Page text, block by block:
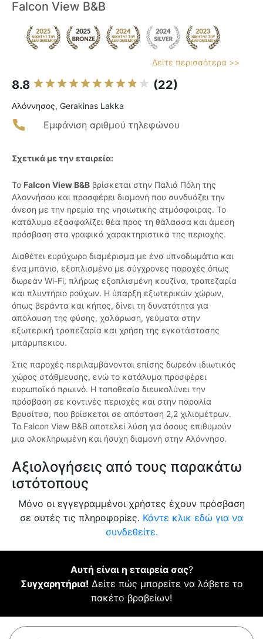
Falcon View B&B
Δείτε περισσότερα >>
8.8 (22)
Αλόννησος, Gerakinas Lakka
Εμφάνιση αριθμού τηλεφώνου
Σχετικά με την εταιρεία:
Το Falcon View B&B βρίσκεται στην Παλιά Πόλη της
Αλοννήσου και προσφέρει διαμονή που συνδυάζει την
άνεση με την ηρεμία της νησιωτικής ατμόσφαιρας. Το
κατάλυμα εξασφαλίζει θέα προς τη θάλασσα και άμεση
πρόσβαση στα γραφικά χαρακτηριστικά της περιοχής.
Διαθέτει ευρύχωρο διαμέρισμα με ένα υπνοδωμάτιο και
ένα μπάνιο, εξοπλισμένο με σύγχρονες παροχές όπως
δωρεάν Wi-Fi, πλήρως εξοπλισμένη κουζίνα, τραπεζαρία
και πλυντήριο ρούχων. Η ύπαρξη εξωτερικών χώρων,
όπως βεράντα και κήπος, δίνει τη δυνατότητα για
απόλαυση της φύσης, χαλάρωση, γεύματα στην
εξωτερική τραπεζαρία και χρήση της εγκατάστασης
μπάρμπεκιου.
Στις παροχές περιλαμβάνονται επίσης δωρεάν ιδιωτικός
χώρος στάθμευσης, ενώ το κατάλυμα προσφέρει
ευρωπαϊκό πρωινό. Η τοποθεσία διευκολύνει την
πρόσβαση σε κοντινές περιοχές και στην παραλία
Βρυσίτσα, που βρίσκεται σε απόσταση 2,2 χιλιομέτρων.
Το Falcon View B&B αποτελεί λύση για όσους επιθυμούν
μια ολοκληρωμένη και ήσυχη διαμονή στην Αλόννησο.
Αξιολογήσεις από τους παρακάτω
ιστότοπους
Μόνο οι εγγεγραμμένοι χρήστες έχουν πρόσβαση
σε αυτές τις πληροφορίες. Κάντε κλικ εδώ για να
συνδεθείτε.
Αυτή είναι η εταιρεία σας?
Συγχαρητήρια! Δείτε πώς μπορείτε να λάβετε το
πακέτο βραβείων!